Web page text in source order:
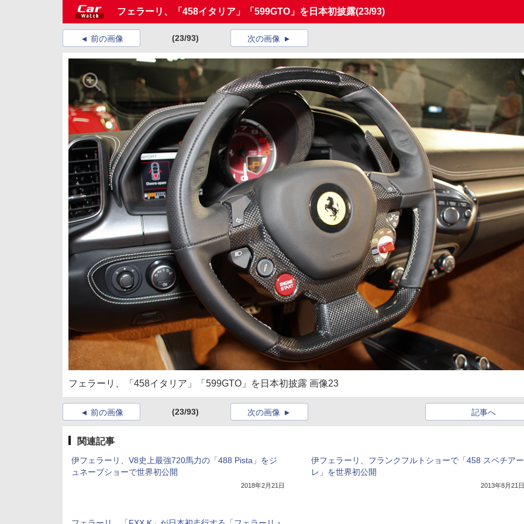
フェラーリ、「458イタリア」「599GTO」を日本初披露(23/93)
前の画像 (23/93) 次の画像
フェラーリ、「458イタリア」「599GTO」を日本初披露 画像23
前の画像 (23/93) 記事へ
次の画像
関連記事
伊フェラーリ、V8史上最強720馬力の「488 Pista」をジ
ュネーブショーで世界初公開
2018年2月21日
伊フェラーリ、フランクフルトショーで「458 スペチアー
レ」を世界初公開
2013年8月21日